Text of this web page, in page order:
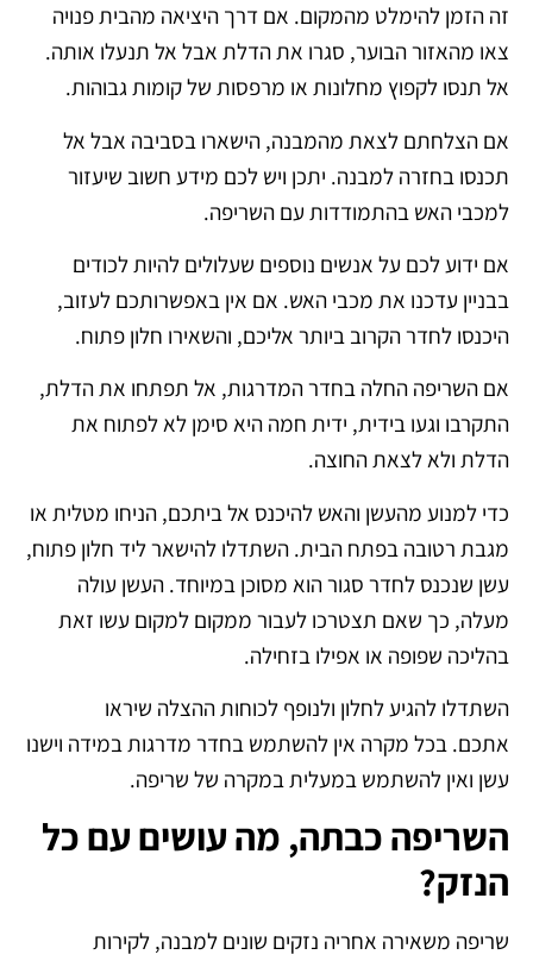
זה הזמן להימלט מהמקום. אם דרך היציאה מהבית פנויה
צאו מהאזור הבוער, סגרו את הדלת אבל אל תנעלו אותה.
אל תנסו לקפוץ מחלונות או מרפסות של קומות גבוהות.
אם הצלחתם לצאת מהמבנה, הישארו בסביבה אבל אל
תכנסו בחזרה למבנה. יתכן ויש לכם מידע חשוב שיעזור
למכבי האש בהתמודדות עם השריפה.
אם ידוע לכם על אנשים נוספים שעלולים להיות לכודים
בבניין עדכנו את מכבי האש. אם אין באפשרותכם לעזוב,
היכנסו לחדר הקרוב ביותר אליכם, והשאירו חלון פתוח.
אם השריפה החלה בחדר המדרגות, אל תפתחו את הדלת,
התקרבו וגעו בידית, ידית חמה היא סימן לא לפתוח את
הדלת ולא לצאת החוצה.
כדי למנוע מהעשן והאש להיכנס אל ביתכם, הניחו מטלית או
מגבת רטובה בפתח הבית. השתדלו להישאר ליד חלון פתוח,
עשן שנכנס לחדר סגור הוא מסוכן במיוחד. העשן עולה
מעלה, כך שאם תצטרכו לעבור ממקום למקום עשו זאת
בהליכה שפופה או אפילו בזחילה.
השתדלו להגיע לחלון ולנופף לכוחות ההצלה שיראו
אתכם. בכל מקרה אין להשתמש בחדר מדרגות במידה וישנו
עשן ואין להשתמש במעלית במקרה של שריפה.
השריפה כבתה, מה עושים עם כל
הנזק?
שריפה משאירה אחריה נזקים שונים למבנה, לקירות